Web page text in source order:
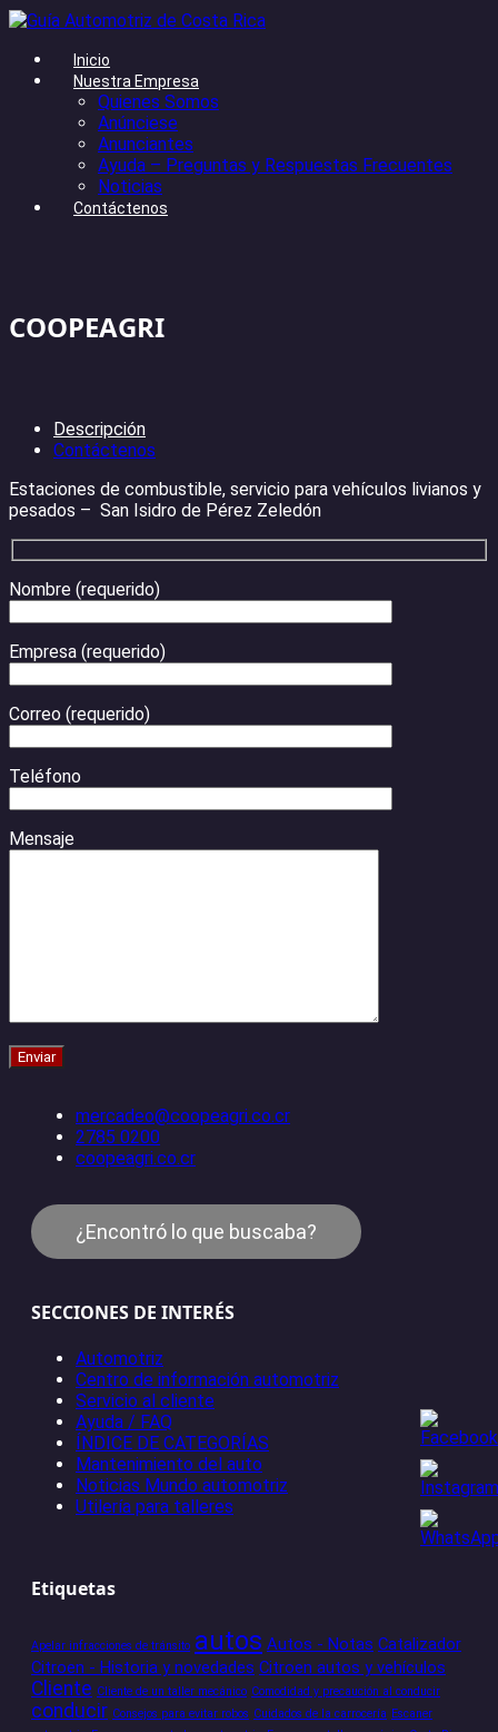
Inicio
Nuestra Empresa
Quienes Somos
Anúnciese
Anunciantes
Ayuda – Preguntas y Respuestas Frecuentes
Noticias
Contáctenos
COOPEAGRI
Descripción
Contáctenos
Estaciones de combustible, servicio para vehículos livianos y
pesados – San Isidro de Pérez Zeledón
Nombre (requerido)
Empresa (requerido)
Correo (requerido)
Teléfono
Mensaje
mercadeo@coopeagri.co.cr
2785 0200
coopeagri.co.cr
¿Encontró lo que buscaba?
SECCIONES DE INTERÉS
Automotriz
Centro de información automotriz
Servicio al cliente
Ayuda / FAQ
ÍNDICE DE CATEGORÍAS
Mantenimiento del auto
Noticias Mundo automotriz
Utilería para talleres
Etiquetas
Apelar infracciones de tránsito autos Autos - Notas Catalizador
Citroen - Historia y novedades Citroen autos y vehículos
Cliente Cliente de un taller mecánico Comodidad y precaución al conducir
conducir Consejos para evitar robos Cuidados de la carrocería Escaner